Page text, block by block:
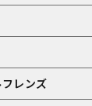
レンズ